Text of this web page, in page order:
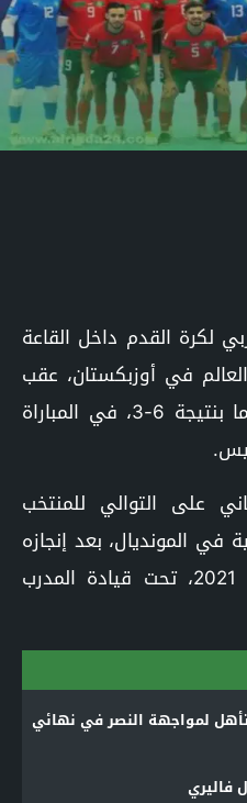
لكرة القدم داخل القاعة
في أوزبكستان، عقب
انتصار مهم على منتخب بنما بنتيجة 6-3، في المباراة
على التوالي للمنتخب
في المونديال، بعد إنجازه
المماثل في بطولة ليتوانيا 2021، تحت قيادة المدرب
لمواجهة النصر في نهائي
فاليري